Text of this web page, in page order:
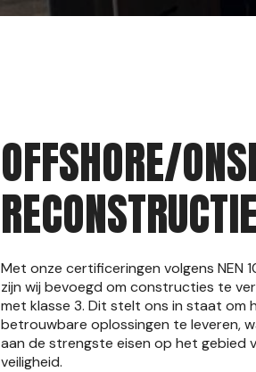
OFFSHORE/
RECONSTRUCTIE
Met onze certificeringen volgens NEN
zijn wij bevoegd om constructies te
met klasse 3. Dit stelt ons in staat om
betrouwbare oplossingen te leveren,
aan de strengste eisen op het gebied
veiligheid.